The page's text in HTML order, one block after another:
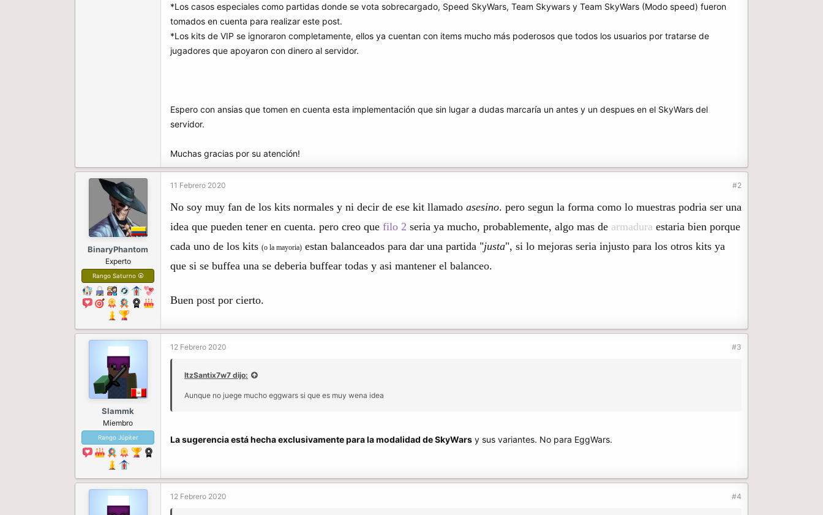
*Los casos especiales como partidas donde se vota sobrecargado, Speed SkyWars, Team Skywars y Team SkyWars (Modo speed) fueron
tomados en cuenta para realizar este post.
*Los kits de VIP se ignoraron completamente, ellos ya cuentan con items mucho más poderosos que todos los usuarios por tratarse de
jugadores que apoyaron con dinero al servidor.
Espero con ansias que tomen en cuenta esta implementación que sin lugar a dudas marcaría un antes y un despues en el SkyWars del
servidor.
Muchas gracias por su atención!
BinaryPhantom
Experto
Rango Saturno ⦿
11 Febrero 2020 #2
No soy muy fan de los kits normales y ni decir de ese kit llamado asesino. pero segun la forma como lo muestras podria ser una
idea que pueden tener en cuenta. pero creo que filo 2 seria ya mucho, probablemente, algo mas de armadura estaria bien porque
cada uno de los kits (o la mayoria) estan balanceados para dar una partida "justa", si lo mejoras seria injusto para los otros kits ya
que si se buffea una se deberia buffear todas y asi mantener el balanceo.
Buen post por cierto.
Slammk
Miembro
Rango Júpiter
12 Febrero 2020 #3
ItzSantix7w7 dijo:
Aunque no juege mucho eggwars si que es muy wena idea
La sugerencia está hecha exclusivamente para la modalidad de SkyWars y sus variantes. No para EggWars.
12 Febrero 2020 #4